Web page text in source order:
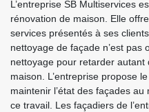
L’entreprise SB Multiservices
rénovation de maison. Elle
services présentés à ses
nettoyage de façade n’est pas
nettoyage pour retarder
maison. L’entreprise propose
maintenir l’état des façades
ce travail. Les façadiers de